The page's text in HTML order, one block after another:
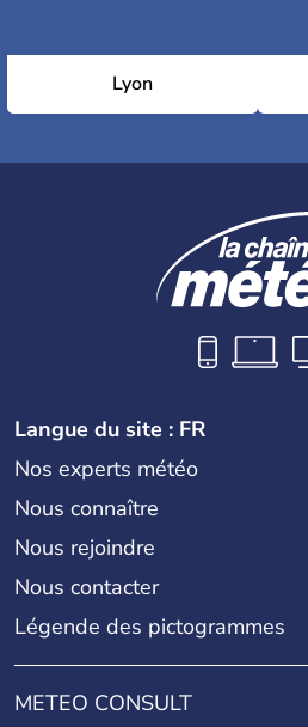
Lyon
Langue du site : FR
Nos experts météo
Nous connaître
Nous rejoindre
Nous contacter
Légende des pictogrammes
METEO CONSULT